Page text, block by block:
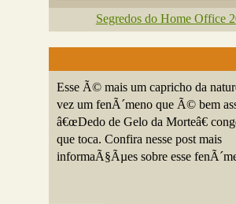
Segredos do Home Office
Esse Ã© mais um capricho da
vez um fenÃ´meno que Ã© bem
â€œDedo de Gelo da Morteâ€
que toca. Confira nesse post mais
informaÃ§Ãµes sobre esse